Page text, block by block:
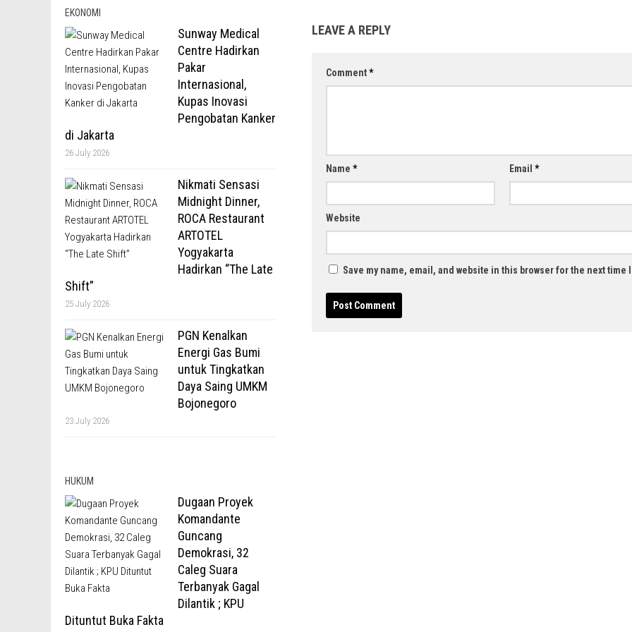
LEAVE A REPLY
Comment*
Name * Email *
Website
Save my name, email, and website in this browser for the next time
EKONOMI
Sunway Medical
Centre Hadirkan
Pakar
Internasional,
Kupas Inovasi
Pengobatan Kanker
di Jakarta
26 July 2026
Nikmati Sensasi
Midnight Dinner,
ROCA Restaurant
ARTOTEL
Yogyakarta
Hadirkan “The Late
Shift”
25 July 2026
PGN Kenalkan
Energi Gas Bumi
untuk Tingkatkan
Daya Saing UMKM
Bojonegoro
23 July 2026
HUKUM
Dugaan Proyek
Komandante
Guncang
Demokrasi, 32
Caleg Suara
Terbanyak Gagal
Dilantik ; KPU
Dituntut Buka Fakta